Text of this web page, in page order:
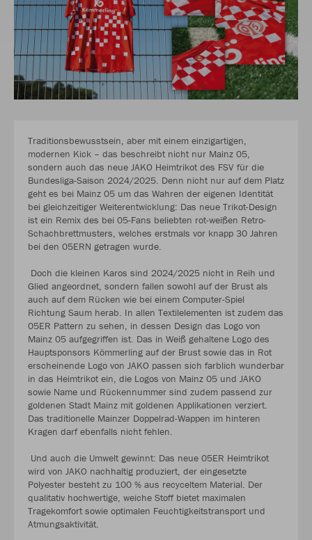
Traditionsbewusstsein, aber mit einem einzigartigen,
modernen Kick – das beschreibt nicht nur Mainz 05,
sondern auch das neue JAKO Heimtrikot des FSV für die
Bundesliga-Saison 2024/2025. Denn nicht nur auf dem Platz
geht es bei Mainz 05 um das Wahren der eigenen Identität
bei gleichzeitiger Weiterentwicklung: Das neue Trikot-Design
ist ein Remix des bei 05-Fans beliebten rot-weißen Retro-
Schachbrettmusters, welches erstmals vor knapp 30 Jahren
bei den 05ERN getragen wurde.
Doch die kleinen Karos sind 2024/2025 nicht in Reih und
Glied angeordnet, sondern fallen sowohl auf der Brust als
auch auf dem Rücken wie bei einem Computer-Spiel
Richtung Saum herab. In allen Textilelementen ist zudem das
05ER Pattern zu sehen, in dessen Design das Logo von
Mainz 05 aufgegriffen ist. Das in Weiß gehaltene Logo des
Hauptsponsors Kömmerling auf der Brust sowie das in Rot
erscheinende Logo von JAKO passen sich farblich wunderbar
in das Heimtrikot ein, die Logos von Mainz 05 und JAKO
sowie Name und Rückennummer sind zudem passend zur
goldenen Stadt Mainz mit goldenen Applikationen verziert.
Das traditionelle Mainzer Doppelrad-Wappen im hinteren
Kragen darf ebenfalls nicht fehlen.
Und auch die Umwelt gewinnt: Das neue 05ER Heimtrikot
wird von JAKO nachhaltig produziert, der eingesetzte
Polyester besteht zu 100 % aus recyceltem Material. Der
qualitativ hochwertige, weiche Stoff bietet maximalen
Tragekomfort sowie optimalen Feuchtigkeitstransport und
Atmungsaktivität.